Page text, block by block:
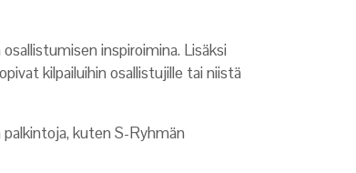
inspiroimina. Lisäksi
kilpailuihin osallistujille tai niistä
kuten S-Ryhmän